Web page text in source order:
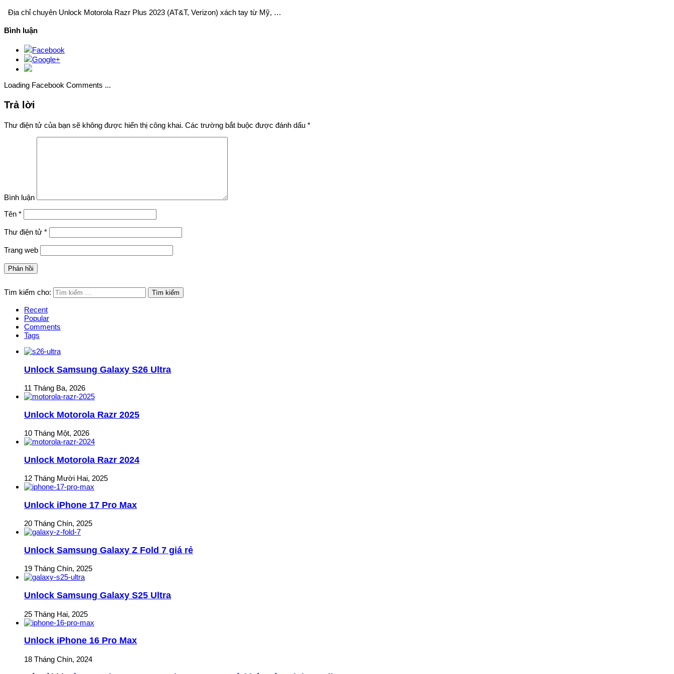
Địa chỉ chuyên Unlock Motorola Razr Plus 2023 (AT&T, Verizon) xách tay từ Mỹ, …
Bình luận
Facebook
Google+
Loading Facebook Comments ...
Trả lời
Thư điện tử của bạn sẽ không được hiển thị công khai. Các trường bắt buộc được đánh dấu *
Bình luận
Tên *
Thư điện tử *
Trang web
Tìm kiếm cho:
Recent
Popular
Comments
Tags
Unlock Samsung Galaxy S26 Ultra
11 Tháng Ba, 2026
Unlock Motorola Razr 2025
10 Tháng Một, 2026
Unlock Motorola Razr 2024
12 Tháng Mười Hai, 2025
Unlock iPhone 17 Pro Max
20 Tháng Chín, 2025
Unlock Samsung Galaxy Z Fold 7 giá rẻ
19 Tháng Chín, 2025
Unlock Samsung Galaxy S25 Ultra
25 Tháng Hai, 2025
Unlock iPhone 16 Pro Max
18 Tháng Chín, 2024